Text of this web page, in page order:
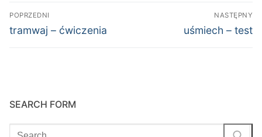
Nawigacja
wpisu
POPRZEDNI
Poprzedni
tramwaj – ćwiczenia
NASTĘPNY
Następny
uśmiech – test
SEARCH FORM
Szukaj: